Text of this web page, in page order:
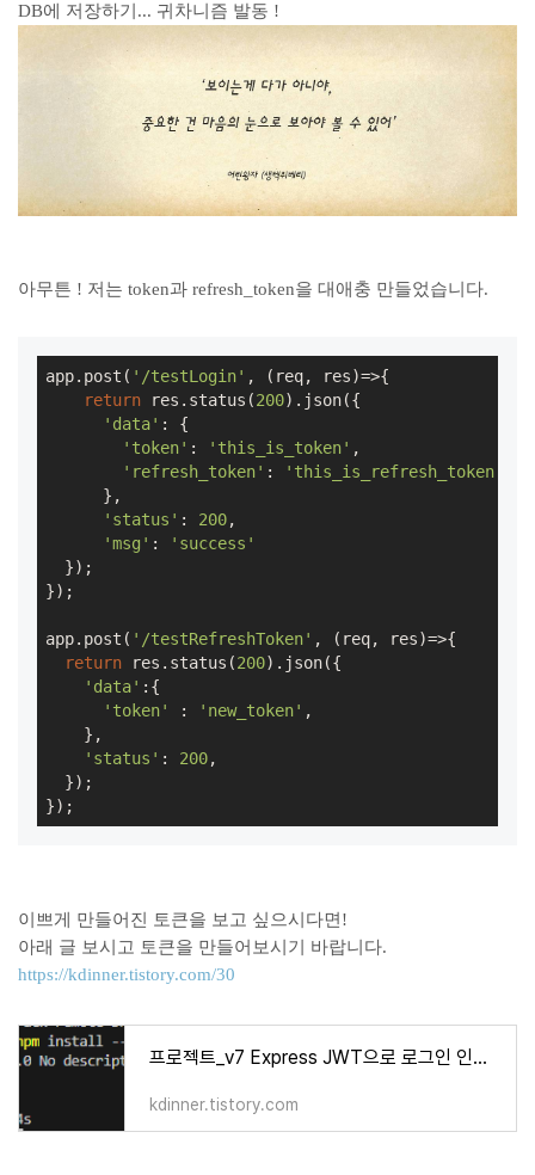
DB에 저장하기... 귀차니즘 발동 !
아무튼 ! 저는 token과 refresh_token을 대애충 만들었습니다.
app.post( '/testLogin' , (req, res)=>{
return res.status(200).json({
'data' : {
'token' : 'this_is_token' ,
'refresh_token' :
'this_is_refresh_token'
      },
'status' : 200,
'msg' :
'success'
  });
});
app.post( '/testRefreshToken' , (req, res)=>{
return res.status(200).json({
'data' :{
'token'
: 'new_token' ,
    },
'status' : 200,
  });
});
이쁘게 만들어진 토큰을 보고 싶으시다면!
아래 글 보시고 토큰을 만들어보시기 바랍니다.
https://kdinner.tistory.com/30
프로젝트_v7 Express JWT으로 로그인 인증 + 모듈화
kdinner.tistory.com